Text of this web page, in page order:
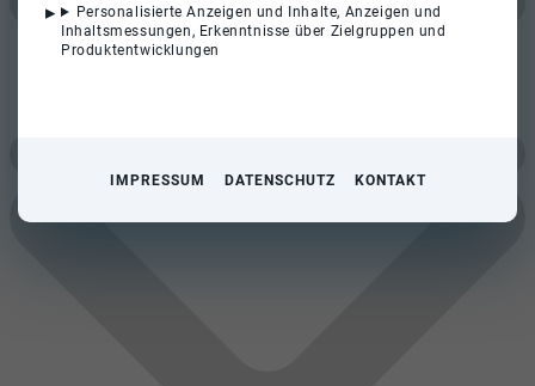
Personalisierte Anzeigen und Inhalte, Anzeigen und
Inhaltsmessungen, Erkenntnisse über Zielgruppen und
Produktentwicklungen
IMPRESSUM DATENSCHUTZ KONTAKT